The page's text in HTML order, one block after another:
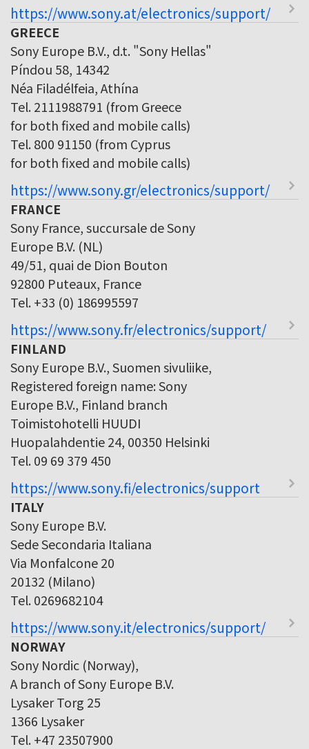
https://www.sony.at/electronics/support/
GREECE
Sony Europe B.V., d.t. "Sony Hellas"
Píndou 58, 14342
Néa Filadélfeia, Athína
Tel. 2111988791 (from Greece
for both fixed and mobile calls)
Tel. 800 91150 (from Cyprus
for both fixed and mobile calls)
https://www.sony.gr/electronics/support/
FRANCE
Sony France, succursale de Sony
Europe B.V. (NL)
49/51, quai de Dion Bouton
92800 Puteaux, France
Tel. +33 (0) 186995597
https://www.sony.fr/electronics/support/
FINLAND
Sony Europe B.V., Suomen sivuliike,
Registered foreign name: Sony
Europe B.V., Finland branch
Toimistohotelli HUUDI
Huopalahdentie 24, 00350 Helsinki
Tel. 09 69 379 450
https://www.sony.fi/electronics/support
ITALY
Sony Europe B.V.
Sede Secondaria Italiana
Via Monfalcone 20
20132 (Milano)
Tel. 0269682104
https://www.sony.it/electronics/support/
NORWAY
Sony Nordic (Norway),
A branch of Sony Europe B.V.
Lysaker Torg 25
1366 Lysaker
Tel. +47 23507900